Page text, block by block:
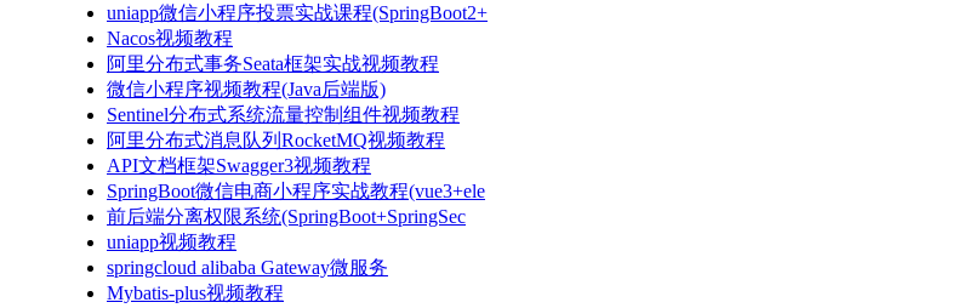
uniapp微信小程序投票实战课程(SpringBoot2+
Nacos视频教程
阿里分布式事务Seata框架实战视频教程
微信小程序视频教程(Java后端版)
Sentinel分布式系统流量控制组件视频教程
阿里分布式消息队列RocketMQ视频教程
API文档框架Swagger3视频教程
SpringBoot微信电商小程序实战教程(vue3+ele
前后端分离权限系统(SpringBoot+SpringSec
uniapp视频教程
springcloud alibaba Gateway微服务
Mybatis-plus视频教程